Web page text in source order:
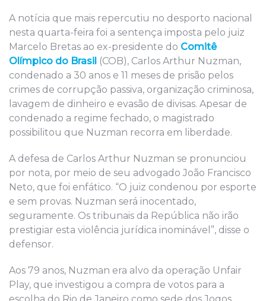
A notícia que mais repercutiu no desporto nacional
nesta quarta-feira foi a sentença imposta pelo juiz
Marcelo Bretas ao ex-presidente do Comitê
Olímpico do Brasil (COB), Carlos Arthur Nuzman,
condenado a 30 anos e 11 meses de prisão pelos
crimes de corrupção passiva, organização criminosa,
lavagem de dinheiro e evasão de divisas. Apesar de
condenado a regime fechado, o magistrado
possibilitou que Nuzman recorra em liberdade.
A defesa de Carlos Arthur Nuzman se pronunciou
por nota, por meio de seu advogado João Francisco
Neto, que foi enfático. “O juiz condenou por esporte
e sem provas. Nuzman será inocentado,
seguramente. Os tribunais da República não irão
prestigiar esta violência jurídica inominável”, disse o
defensor.
Aos 79 anos, Nuzman era alvo da operação Unfair
Play, que investigou a compra de votos para a